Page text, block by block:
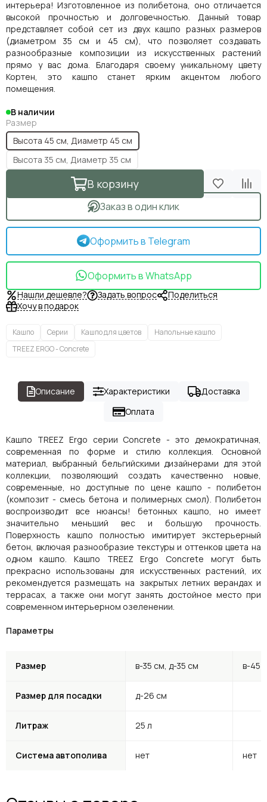
интерьера! Изготовленное из полибетона, оно отличается
высокой прочностью и долговечностью. Данный товар
представляет собой сет из двух кашпо разных размеров
(диаметром 35 см и 45 см), что позволяет создавать
разнообразные композиции из искусственных растений
прямо у вас дома. Благодаря своему уникальному цвету
Кортен, это кашпо станет ярким акцентом любого
помещения.
В наличии
Размер
Высота 45 см, Диаметр 45 см
Высота 35 см, Диаметр 35 см
В корзину
Заказ в один клик
Оформить в Telegram
Оформить в WhatsApp
Нашли дешевле? Задать вопрос
Поделиться
Хочу в подарок
Кашпо Серии Кашпо для цветов
Напольные кашпо
TREEZ ERGO - Concrete
Описание Характеристики
Доставка
Оплата
Кашпо TREEZ Ergo серии Concrete - это демократичная,
современная по форме и стилю коллекция. Основной
материал, выбранный бельгийскими дизайнерами для этой
коллекции, позволяющий создать качественно новые,
современные, но доступные по цене кашпо - полибетон
(композит - смесь бетона и полимерных смол). Полибетон
воспроизводит все нюансы! бетонных кашпо, но имеет
значительно меньший вес и большую прочность.
Поверхность кашпо полностью имитирует экстерьерный
бетон, включая разнообразие текстуры и оттенков цвета на
одном кашпо. Кашпо TREEZ Ergo Concrete могут быть
прекрасно использованы для искусственных растений, их
рекомендуется размещать на закрытых летних верандах и
террасах, а также они могут занять достойное место при
современном интерьерном озеленении.
Параметры
Размер в-35 см, д-35 см в-45
Размер для посадки д-26 см
Литраж 25 л
Система автополива нет нет